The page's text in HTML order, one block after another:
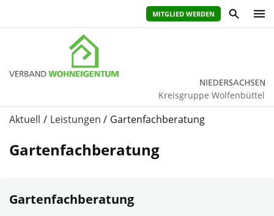
MITGLIED WERDEN
Kreisgruppe Wolfenbüttel
Aktuell Leistungen Gartenfachberatung
Gartenfachberatung
Gartenfachberatung